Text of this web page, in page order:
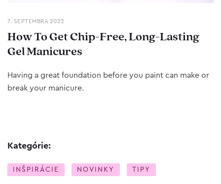
7. SEPTEMBRA 2022
How To Get Chip-Free, Long-Lasting
Gel Manicures
Having a great foundation before you paint can make or
break your manicure.
Kategórie:
INŠPIRÁCIE NOVINKY TIPY